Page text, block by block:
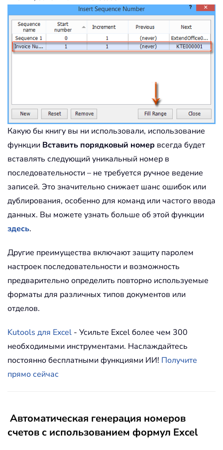
Какую бы книгу вы ни использовали, использование
функции Вставить порядковый номер всегда будет
вставлять следующий уникальный номер в
последовательности – не требуется ручное ведение
записей. Это значительно снижает шанс ошибок или
дублирования, особенно для команд или частого ввода
данных. Вы можете узнать больше об этой функции
здесь.
Другие преимущества включают защиту паролем
настроек последовательности и возможность
предварительно определить повторно используемые
форматы для различных типов документов или
отделов.
Kutools для Excel - Усильте Excel более чем 300
необходимыми инструментами. Наслаждайтесь
постоянно бесплатными функциями ИИ! Получите
прямо сейчас
Автоматическая генерация номеров
счетов с использованием формул Excel